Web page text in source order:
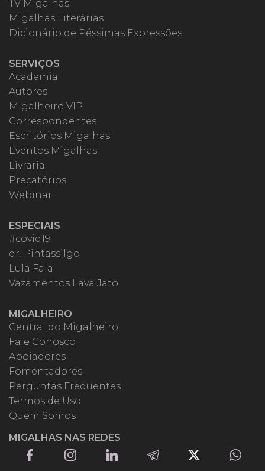
TV Migalhas
Migalhas Literárias
Dicionário de Péssimas Expressões
SERVIÇOS
Academia
Autores
Migalheiro VIP
Correspondentes
Escritórios Migalhas
Eventos Migalhas
Livraria
Precatórios
Webinar
ESPECIAIS
#covid19
dr. Pintassilgo
Lula Fala
Vazamentos Lava Jato
MIGALHEIRO
Central do Migalheiro
Fale Conosco
Apoiadores
Fomentadores
Perguntas Frequentes
Termos de Uso
Quem Somos
MIGALHAS NAS REDES